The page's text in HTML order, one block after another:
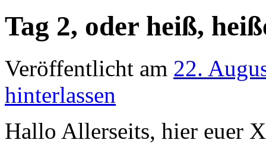
Tag 2, oder heiß,
Veröffentlicht am 22.
hinterlassen
Hallo Allerseits, hier euer